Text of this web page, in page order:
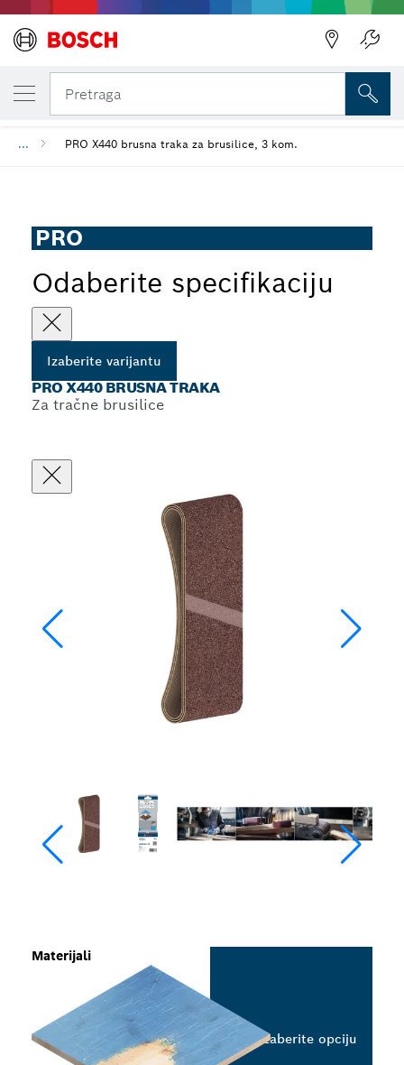
Pretraga
... PRO X440 brusna traka za brusilice, 3 kom.
PRO
Odaberite specifikaciju
Izaberite varijantu
PRO X440 BRUSNA TRAKA
Za tračne brusilice
Materijali
Izaberite opciju
IZABRANA VARIJANTA
PRO X440 brusna traka